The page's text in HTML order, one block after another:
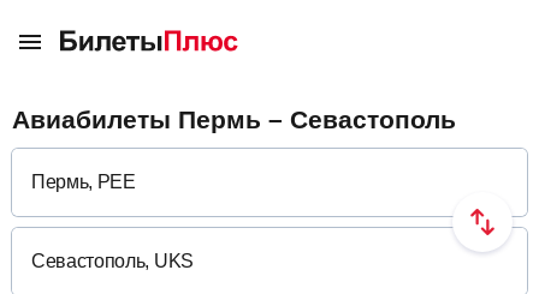
Авиабилеты Пермь – Севастополь